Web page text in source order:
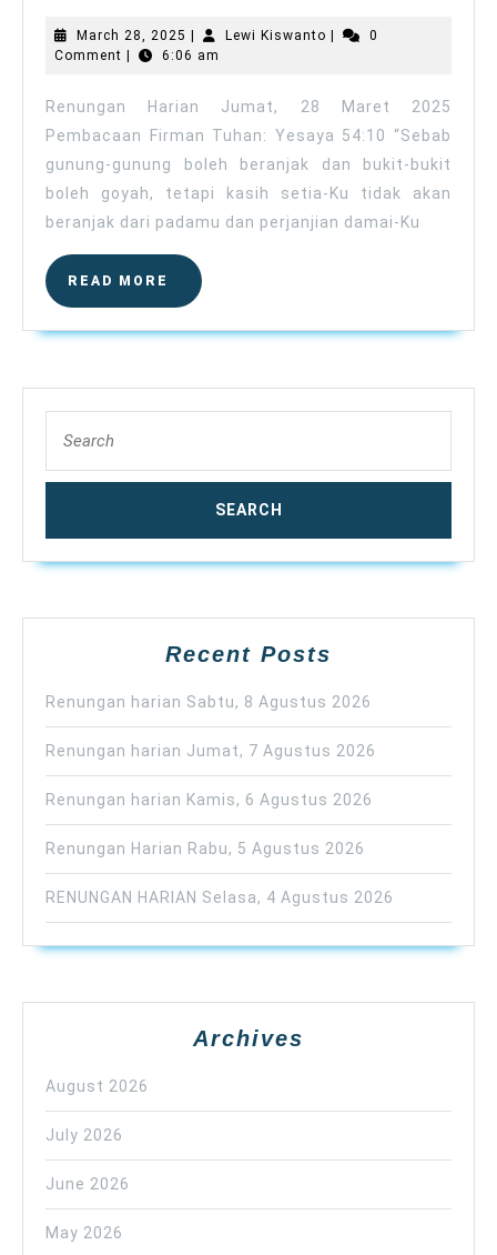
(Jumat,
28
2025)
March 28, 2025 March
28,
Lewi Kiswanto Lewi
0
Comment
6:06 am
Renungan Harian Jumat, 28 Maret 2025
Pembacaan Firman Tuhan: Yesaya 54:10 “Sebab
gunung-gunung boleh beranjak dan bukit-bukit
boleh goyah, tetapi kasih setia-Ku tidak akan
beranjak dari padamu dan perjanjian damai-Ku
READ MORE
READ
MORE
for:
Recent Posts
Renungan harian Sabtu, 8 Agustus 2026
Renungan harian Jumat, 7 Agustus 2026
Renungan harian Kamis, 6 Agustus 2026
Renungan Harian Rabu, 5 Agustus 2026
RENUNGAN HARIAN Selasa, 4 Agustus 2026
Archives
August 2026
July 2026
June 2026
May 2026